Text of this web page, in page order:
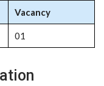
Vacancy
01